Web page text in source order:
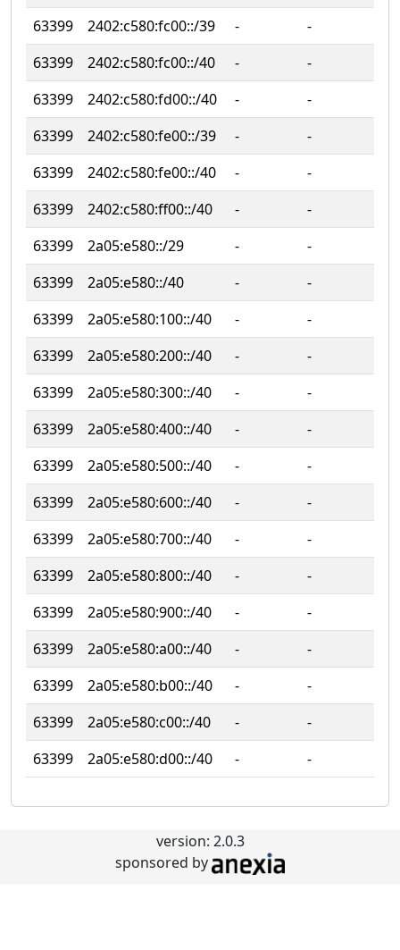
63399
2402:c580:fc00::/39 ‐
‐
63399
2402:c580:fc00::/40 ‐
‐
63399
2402:c580:fd00::/40 ‐
‐
63399
2402:c580:fe00::/39 ‐
‐
63399
2402:c580:fe00::/40 ‐
‐
63399
2402:c580:ff00::/40 ‐
‐
63399
2a05:e580::/29 ‐
‐
63399
2a05:e580::/40 ‐
‐
63399
2a05:e580:100::/40 ‐
‐
63399
2a05:e580:200::/40 ‐
‐
63399
2a05:e580:300::/40 ‐
‐
63399
2a05:e580:400::/40 ‐
‐
63399
2a05:e580:500::/40 ‐
‐
63399
2a05:e580:600::/40 ‐
‐
63399
2a05:e580:700::/40 ‐
‐
63399
2a05:e580:800::/40 ‐
‐
63399
2a05:e580:900::/40 ‐
‐
63399
2a05:e580:a00::/40 ‐
‐
63399
2a05:e580:b00::/40 ‐
‐
63399
2a05:e580:c00::/40 ‐
‐
63399
2a05:e580:d00::/40 ‐ ‐
version: 2.0.3
sponsored by